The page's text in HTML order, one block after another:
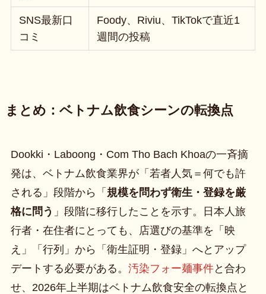
SNS最新口
コミ
Foody、Riviu、TikTokで直近1
週間の投稿
まとめ：ベトナム飲食シーンの転換点
Dookki・Laboong・Com Tho Bach Khoaの一斉摘
発は、ベトナム飲食業界が「若者人気＝何でも許
される」段階から「 規模を問わず衛生・登録を厳
格に問う 」段階に移行したことを示す。日本人旅
行者・在住者にとっても、店選びの基準を「映
え」「行列」から「衛生証明・登録」へとアップ
デートする必要がある。 汚染フォー麺事件と合わ
せ、2026年上半期はベトナム飲食安全の転換点と